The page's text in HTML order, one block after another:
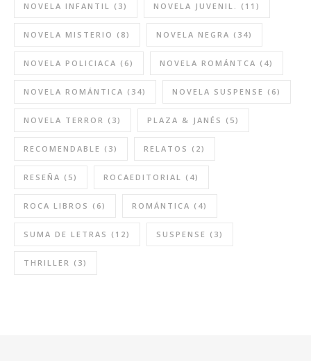
NOVELA INFANTIL (3) NOVELA JUVENIL. (11)
NOVELA MISTERIO (8) NOVELA NEGRA (34)
NOVELA POLICIACA (6) NOVELA ROMÁNTCA (4)
NOVELA ROMÁNTICA (34) NOVELA SUSPENSE (6)
NOVELA TERROR (3) PLAZA & JANÉS (5)
RECOMENDABLE (3) RELATOS (2)
RESEÑA (5) ROCAEDITORIAL (4)
ROCA LIBROS (6) ROMÁNTICA (4)
SUMA DE LETRAS (12) SUSPENSE (3)
THRILLER (3)